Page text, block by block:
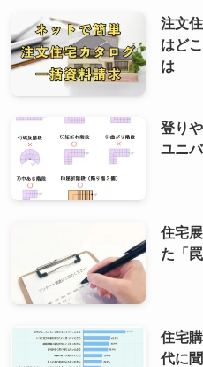
注文
はど
は
登り
ユニ
住宅
た「
住宅
代に